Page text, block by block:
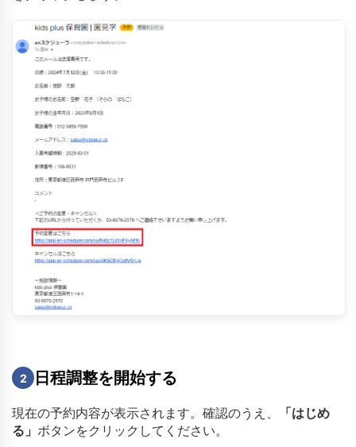
2 日程調整を開始する
現在の予約内容が表示されます。確認のうえ、
「はじめ
る」 ボタンをクリックしてください。